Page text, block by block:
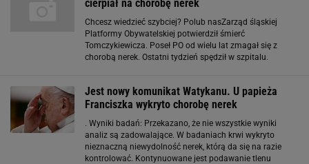
cierpiał na chorobę nerek
Chcesz wiedzieć szybciej? Polub nasZarząd śląskiej
Platformy Obywatelskiej potwierdził śmierć
Tomczykiewicza. Poseł PO od wielu lat zmagał się z
chorobą nerek. Ostatni tydzień spędził w szpitalu.
Jest nowy komunikat Watykanu. U papieża
Franciszka wykryto chorobę nerek
. Wyniki badań: Przekazano, że nie wszystkie wyniki
analiz są zadowalające. W badaniach krwi wykryto
nieznaczną niewydolność nerek, którą da się na razie
kontrolować. Kontynuowane jest podawanie tlenu